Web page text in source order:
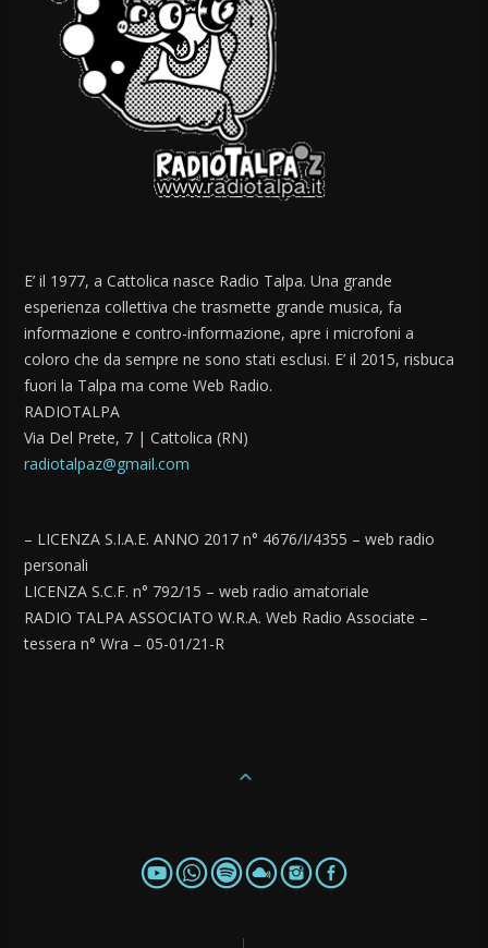
E’ il 1977, a Cattolica nasce Radio Talpa. Una grande
esperienza collettiva che trasmette grande musica, fa
informazione e contro-informazione, apre i microfoni a
coloro che da sempre ne sono stati esclusi. E’ il 2015, risbuca
fuori la Talpa ma come Web Radio.
RADIOTALPA
Via Del Prete, 7 | Cattolica (RN)
radiotalpaz@gmail.com
– LICENZA S.I.A.E. ANNO 2017 n° 4676/I/4355 – web radio
personali
LICENZA S.C.F. n° 792/15 – web radio amatoriale
RADIO TALPA ASSOCIATO W.R.A. Web Radio Associate –
tessera n° Wra – 05-01/21-R